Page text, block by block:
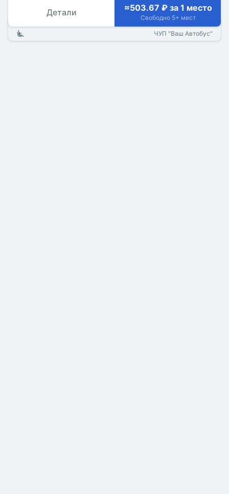
Детали ≈503.67 ₽ за 1 место
Свободно 5+ мест
ЧУП "Ваш Автобус"